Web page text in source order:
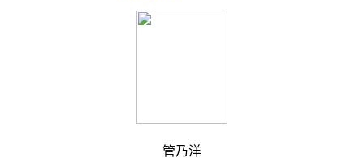
管乃洋